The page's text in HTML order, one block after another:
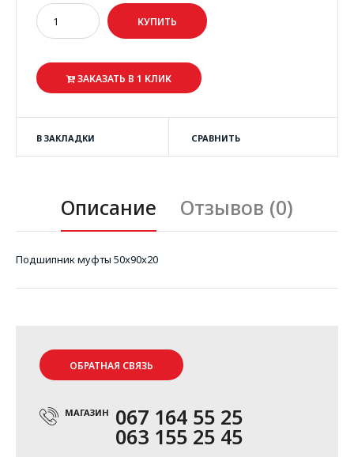
ЗАКАЗАТЬ В 1 КЛИК
В ЗАКЛАДКИ СРАВНИТЬ
Описание Отзывов (0)
Подшипник муфты 50x90x20
ОБРАТНАЯ СВЯЗЬ
МАГАЗИН 067 164 55 25
063 155 25 45